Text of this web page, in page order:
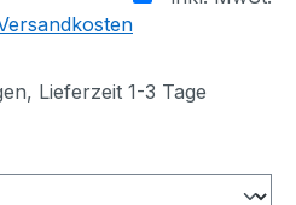
Lieferzeit 1-3 Tage